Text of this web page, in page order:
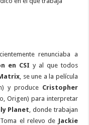
renunciaba a
en CSI y al que todos
, se une a la película
y produce Cristopher
Origen) para interpretar
Planet , donde trabajan
el relevo de Jackie